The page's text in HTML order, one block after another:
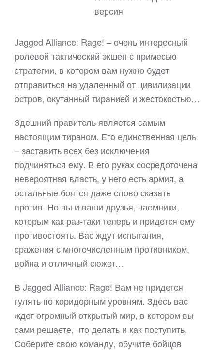
версия
Jagged Alliance: Rage! – очень интересный
ролевой тактический экшен с примесью
стратегии, в котором вам нужно будет
отправиться на удаленный от цивилизации
остров, окутанный тиранией и жестокостью…
Здешний правитель является самым
настоящим тираном. Его единственная цель
– заставить всех без исключения
подчиняться ему. В его руках сосредоточена
невероятная власть, у него есть армия, а
остальные боятся даже слово сказать
против. Но вы и ваши друзья, наемники,
которым как раз-таки теперь и придется ему
противостоять. Вас ждут испытания,
сражения с многочисленным противником,
война и отличный сюжет…
В Jagged Alliance: Rage! Вам не придется
гулять по коридорным уровням. Здесь вас
ждет огромный открытый мир, в котором вы
сами решаете, что делать и как поступить.
Соберите свою команду, обучите бойцов